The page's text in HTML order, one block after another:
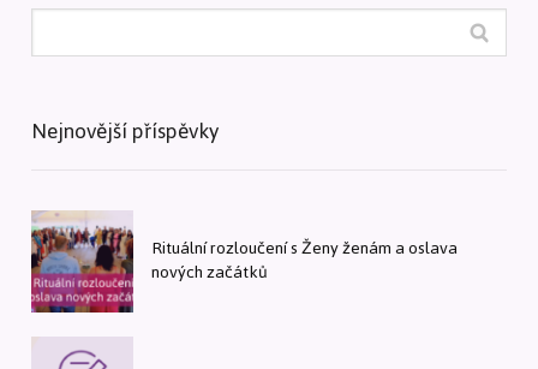
Nejnovější příspěvky
Rituální rozloučení s Ženy ženám a oslava
nových začátků